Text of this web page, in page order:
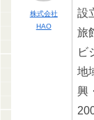
株式会社
HAO
設
旅
ビ
地
興